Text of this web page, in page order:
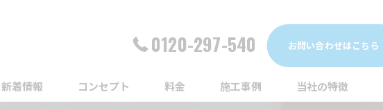
0120-297-540 お問い合わせはこちら
新着情報 コンセプト 料金 施工事例 当社の特徴